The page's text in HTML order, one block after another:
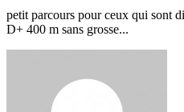
petit parcours pour ceux qui sont
D+ 400 m sans grosse...